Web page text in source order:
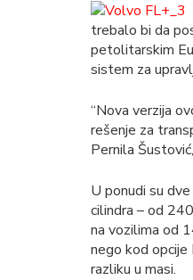
trebalo bi da
petolitarskim
sistem za
“Nova verzija
rešenje za
Pernila
U ponudi su
cilindra – od
na vozilima od
nego kod
razliku u masi.